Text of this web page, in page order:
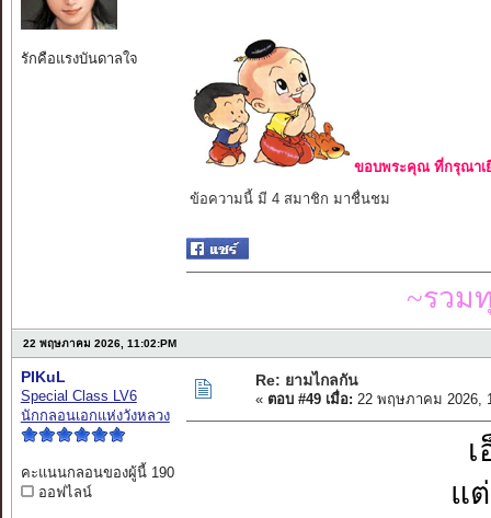
รักคือแรงบันดาลใจ
ขอบพระคุณ ที่กรุณาเ
ข้อความนี้ มี 4 สมาชิก มาชื่นชม
~รวม
22 พฤษภาคม 2026, 11:02:PM
PIKuL
Special Class LV6
นักกลอนเอกแห่งวังหลวง
คะแนนกลอนของผู้นี้ 190
ออฟไลน์
Re: ยามไกลกัน
« ตอบ #49 เมื่อ: 22 พฤษภาคม 2026,
แ